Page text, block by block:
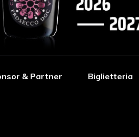
& Partner Biglietteria